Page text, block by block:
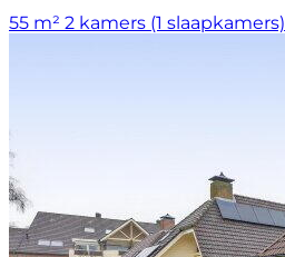
55 m² 2 kamers (1 slaapkamers)